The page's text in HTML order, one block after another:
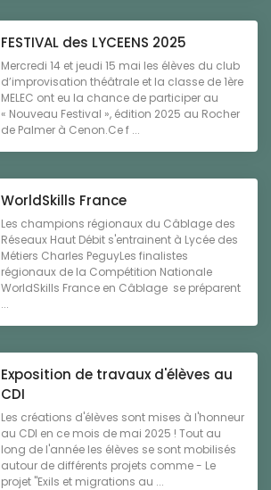
FESTIVAL des LYCEENS 2025
Mercredi 14 et jeudi 15 mai les élèves du club
d’improvisation théâtrale et la classe de 1ère
MELEC ont eu la chance de participer au
« Nouveau Festival », édition 2025 au Rocher
de Palmer à Cenon.Ce f ...
WorldSkills France
Les champions régionaux du Câblage des
Réseaux Haut Débit s'entrainent à Lycée des
Métiers Charles PeguyLes finalistes
régionaux de la Compétition Nationale
WorldSkills France en Câblage se préparent
...
Exposition de travaux d'élèves au
CDI
Les créations d'élèves sont mises à l'honneur
au CDI en ce mois de mai 2025 ! Tout au
long de l'année les élèves se sont mobilisés
autour de différents projets comme - Le
projet "Exils et migrations au ...